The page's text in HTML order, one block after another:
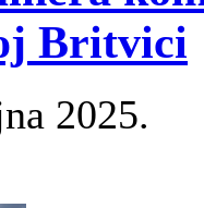
Britvici
2025.